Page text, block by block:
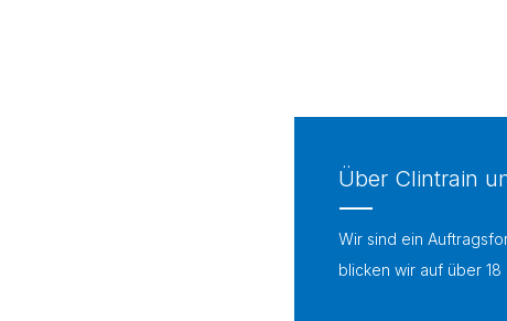
Über Clintrain
Wir sind ein
blicken wir auf über